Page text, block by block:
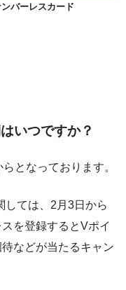
バーレスカード
いつですか？
となっております。
しては、2月3日から
を登録するとVポイ
などが当たるキャン